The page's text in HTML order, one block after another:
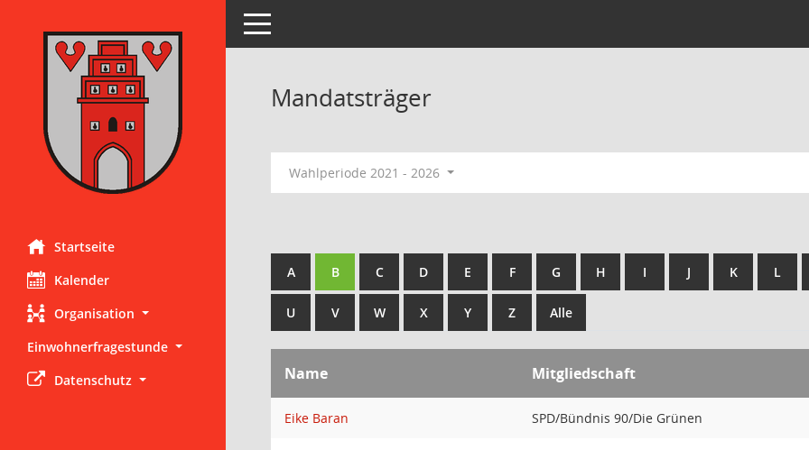
Startseite
Kalender
Organisation
Einwohnerfragestunde
Datenschutz
Toggle navigation
Mandatsträger
Wahlperiode 2021 - 2026
A B C D E F G H I J K L
U V W X Y Z Alle
Name Mitgliedschaft
Eike Baran SPD/Bündnis 90/Die Grünen